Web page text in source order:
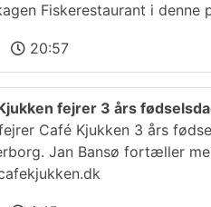
Fiskerestaurant i denne
20:57
fejrer 3 års
Café Kjukken 3 års
Jan Bansø fortæller